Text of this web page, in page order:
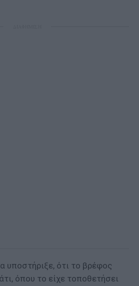
υποστήριξε, ότι το βρέφος
όπου το είχε τοποθετήσει